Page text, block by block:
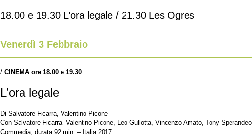
18.00 e 19.30 L’ora legale / 21.30 Les Ogres
Venerdì 3 Febbraio
/ CINEMA ore 18.00 e 19.30
L’ora legale
Di Salvatore Ficarra, Valentino Picone
Con Salvatore Ficarra, Valentino Picone, Leo Gullotta, Vincenzo Amato, Tony Sperandeo
Commedia, durata 92 min. – Italia 2017